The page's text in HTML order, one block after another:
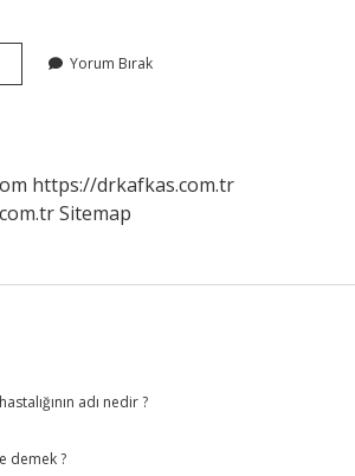
Yorum Bırak
https://drkafkas.com.tr
Sitemap
adı nedir ?
demek ?